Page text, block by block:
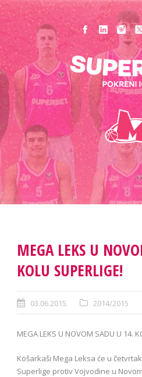
MEGA LEKS U
KOLU SUPERLIGE!
03.06.2015. 2014/2015
MEGA LEKS U NOVOM SADU U 14.
Košarkaši Mega Leksa će u
Superlige protiv Vojvodine u